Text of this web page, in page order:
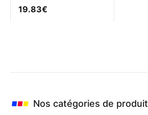
19.83€
Nos catégories de produit